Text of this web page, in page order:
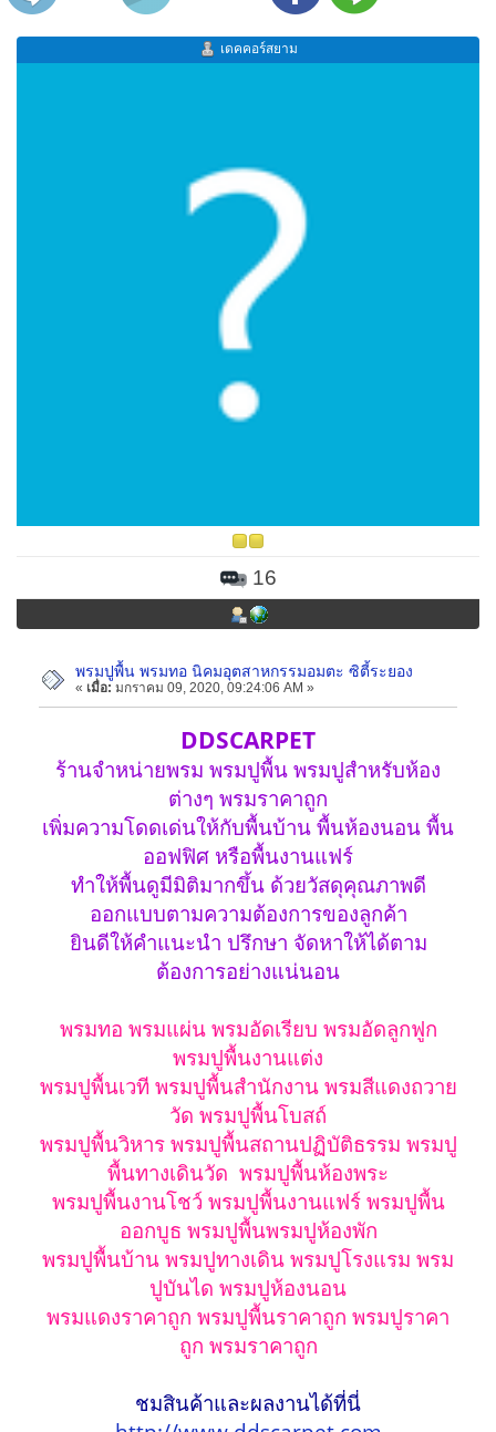
เดคคอร์สยาม
16
พรมปูพื้น พรมทอ นิคมอุตสาหกรรมอมตะ ซิตี้ระยอง
« เมื่อ: มกราคม 09, 2020, 09:24:06 AM »
DDSCARPET
ร้านจำหน่ายพรม พรมปูพื้น พรมปูสำหรับห้อง
ต่างๆ พรมราคาถูก
เพิ่มความโดดเด่นให้กับพื้นบ้าน พื้นห้องนอน พื้น
ออฟฟิศ หรือพื้นงานแฟร์
ทำให้พื้นดูมีมิติมากขึ้น ด้วยวัสดุคุณภาพดี
ออกแบบตามความต้องการของลูกค้า
ยินดีให้คำแนะนำ ปรึกษา จัดหาให้ได้ตาม
ต้องการอย่างแน่นอน
พรมทอ พรมแผ่น พรมอัดเรียบ พรมอัดลูกฟูก
พรมปูพื้นงานแต่ง
พรมปูพื้นเวที พรมปูพื้นสำนักงาน พรมสีแดงถวาย
วัด พรมปูพื้นโบสถ์
พรมปูพื้นวิหาร พรมปูพื้นสถานปฏิบัติธรรม พรมปู
พื้นทางเดินวัด พรมปูพื้นห้องพระ
พรมปูพื้นงานโชว์ พรมปูพื้นงานแฟร์ พรมปูพื้น
ออกบูธ พรมปูพื้นพรมปูห้องพัก
พรมปูพื้นบ้าน พรมปูทางเดิน พรมปูโรงแรม พรม
ปูบันได พรมปูห้องนอน
พรมแดงราคาถูก พรมปูพื้นราคาถูก พรมปูราคา
ถูก พรมราคาถูก
ชมสินค้าและผลงานได้ที่นี่